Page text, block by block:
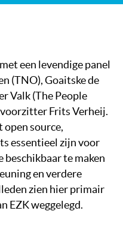
een levendige panel
(TNO), Goaitske de
Valk (The People
Frits Verheij.
open source,
essentieel zijn voor
te maken
en verdere
zien hier primair
EZK weggelegd.